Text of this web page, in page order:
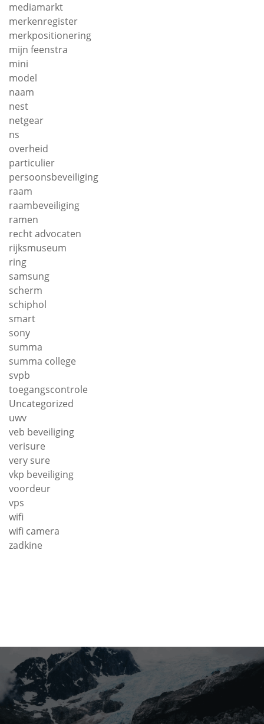
mediamarkt
merkenregister
merkpositionering
mijn feenstra
mini
model
naam
nest
netgear
ns
overheid
particulier
persoonsbeveiliging
raam
raambeveiliging
ramen
recht advocaten
rijksmuseum
ring
samsung
scherm
schiphol
smart
sony
summa
summa college
svpb
toegangscontrole
Uncategorized
uwv
veb beveiliging
verisure
very sure
vkp beveiliging
voordeur
vps
wifi
wifi camera
zadkine